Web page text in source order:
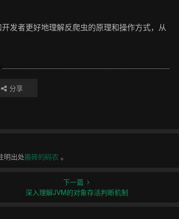
发者更好地理解反爬虫的原理和操作方式，从
分享
明出处搬砖的码农 。
下一篇
深入理解JVM的对象存活判断机制